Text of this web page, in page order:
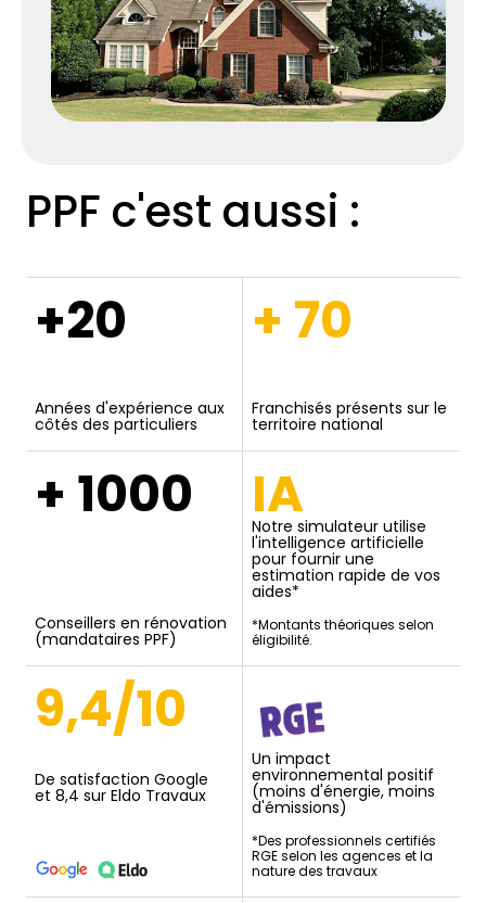
PPF c'est aussi :
+20
Années d'expérience aux
côtés des particuliers
+ 70
Franchisés présents sur le
territoire national
+ 1000
Conseillers en rénovation
(mandataires PPF)
IA
Notre simulateur utilise
l'intelligence artificielle
pour fournir une
estimation rapide de vos
aides*
*Montants théoriques selon
éligibilité.
9,4/10
De satisfaction Google
et 8,4 sur Eldo Travaux
Un impact
environnemental positif
(moins d'énergie, moins
d'émissions)
*Des professionnels certifiés
RGE selon les agences et la
nature des travaux